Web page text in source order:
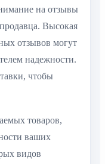
на отзывы
Высокая
отзывов могут
надежности.
чтобы
товаров,
ваших
видов